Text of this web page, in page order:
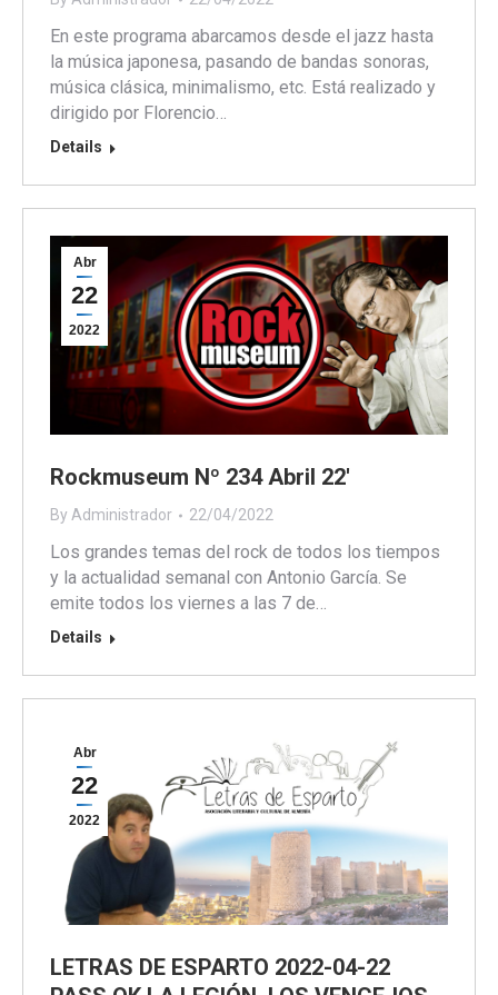
En este programa abarcamos desde el jazz hasta
la música japonesa, pasando de bandas sonoras,
música clásica, minimalismo, etc. Está realizado y
dirigido por Florencio…
Details
Abr
22
2022
Rockmuseum Nº 234 Abril 22′
By Administrador 22/04/2022
Los grandes temas del rock de todos los tiempos
y la actualidad semanal con Antonio García. Se
emite todos los viernes a las 7 de…
Details
Abr
22
2022
LETRAS DE ESPARTO 2022-04-22